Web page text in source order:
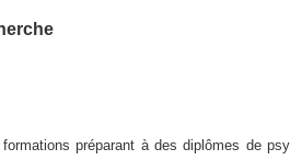
préparant à des diplômes de